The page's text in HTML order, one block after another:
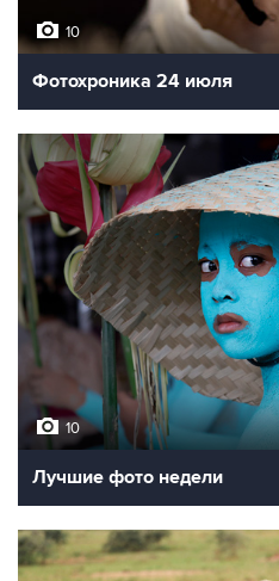
10
Фотохроника 24 июля
10
Лучшие фото недели